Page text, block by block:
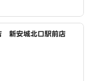
新安城北口駅前店